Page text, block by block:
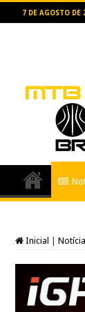
7 DE AGOSTO DE
Inicial